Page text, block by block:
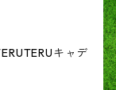
キャデ